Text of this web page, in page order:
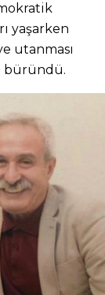
yaşarken
utanması
büründü.